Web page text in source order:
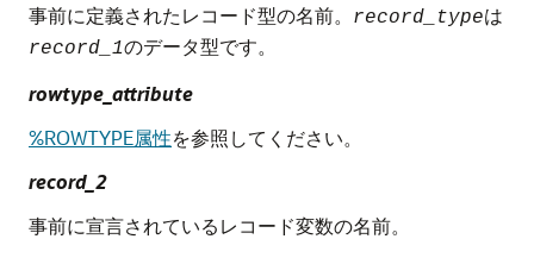
事前に定義されたレコード型の名前。
record_typeは
record_1のデータ型です。
rowtype_attribute
%ROWTYPE属性を参照してください。
record_2
事前に宣言されているレコード変数の名前。